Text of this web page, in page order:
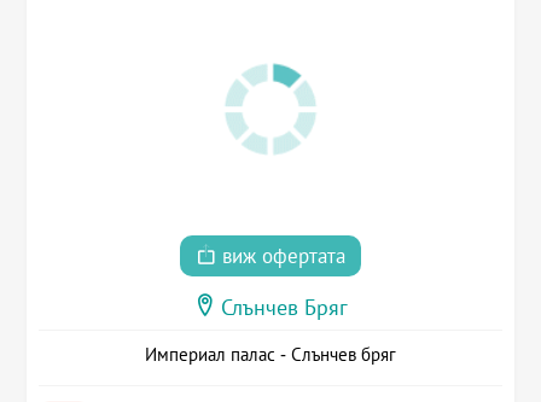
виж офертата
Слънчев Бряг
Империал палас - Слънчев бряг